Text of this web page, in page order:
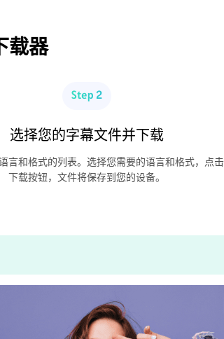
载器
选择您的字幕文件并下载
言和格式的列表。选择您需要的语言和格式，点击
下载按钮，文件将保存到您的设备。